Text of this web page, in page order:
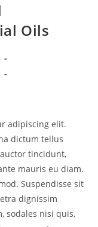
Oils
adipiscing elit.
dictum tellus
tincidunt,
mauris eu diam.
Suspendisse sit
dignissim
sodales nisi quis,